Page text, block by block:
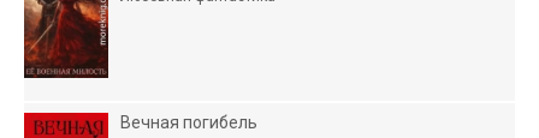
Вечная погибель